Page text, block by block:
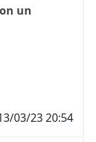
un
03/23 20:54